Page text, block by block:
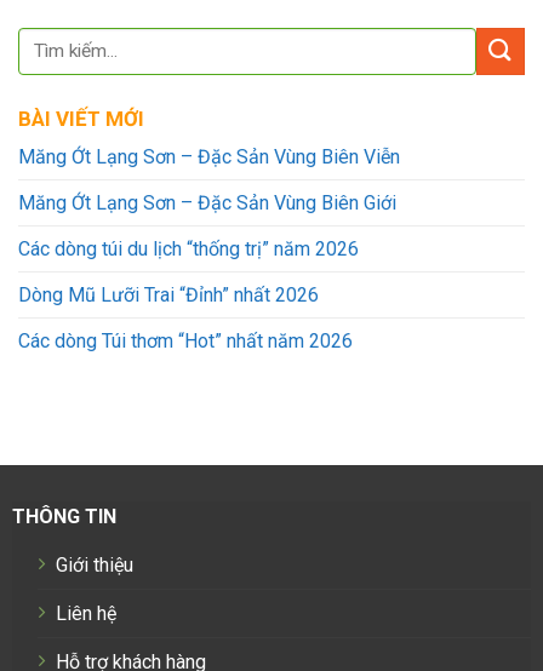
BÀI VIẾT MỚI
Măng Ớt Lạng Sơn – Đặc Sản Vùng Biên Viễn
Măng Ớt Lạng Sơn – Đặc Sản Vùng Biên Giới
Các dòng túi du lịch “thống trị” năm 2026
Dòng Mũ Lưỡi Trai “Đỉnh” nhất 2026
Các dòng Túi thơm “Hot” nhất năm 2026
THÔNG TIN
Giới thiệu
Liên hệ
Hỗ trợ khách hàng